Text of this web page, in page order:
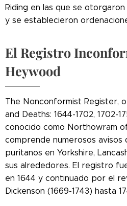
Riding en las que se
y se establecieron
El Registro
Heywood
The Nonconformist Register,
and Deaths: 1644-1702, 1702-
conocido como Northowram
comprende numerosos avisos
puritanos en Yorkshire,
sus alrededores. El registro
en 1644 y continuado por el
Dickenson (1669-1743) hasta